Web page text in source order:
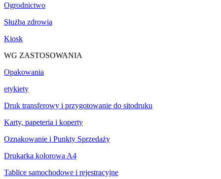
Ogrodnictwo
Służba zdrowia
Kiosk
WG ZASTOSOWANIA
Opakowania
etykiety
Druk transferowy i przygotowanie do sitodruku
Karty, papeteria i koperty
Oznakowanie i Punkty Sprzedaży
Drukarka kolorowa A4
Tablice samochodowe i rejestracyjne